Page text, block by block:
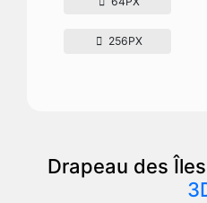
256PX
Drapeau des